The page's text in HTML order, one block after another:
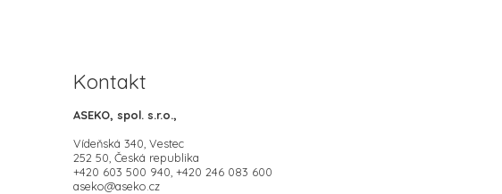
Kontakt
ASEKO, spol. s.r.o.,
Vídeňská 340, Vestec
252 50, Česká republika
+420 603 500 940, +420 246 083 600
aseko@aseko.cz